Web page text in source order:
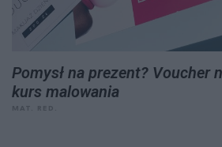
Pomysł na prezent? Voucher
kurs malowania